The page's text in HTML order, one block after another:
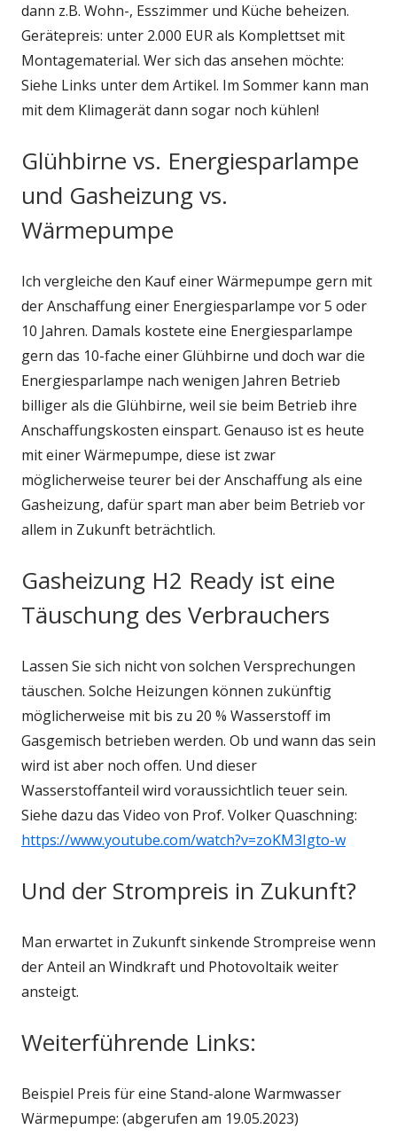
dann z.B. Wohn-, Esszimmer und Küche beheizen.
Gerätepreis: unter 2.000 EUR als Komplettset mit
Montagematerial. Wer sich das ansehen möchte:
Siehe Links unter dem Artikel. Im Sommer kann man
mit dem Klimagerät dann sogar noch kühlen!
Glühbirne vs. Energiesparlampe
und Gasheizung vs.
Wärmepumpe
Ich vergleiche den Kauf einer Wärmepumpe gern mit
der Anschaffung einer Energiesparlampe vor 5 oder
10 Jahren. Damals kostete eine Energiesparlampe
gern das 10-fache einer Glühbirne und doch war die
Energiesparlampe nach wenigen Jahren Betrieb
billiger als die Glühbirne, weil sie beim Betrieb ihre
Anschaffungskosten einspart. Genauso ist es heute
mit einer Wärmepumpe, diese ist zwar
möglicherweise teurer bei der Anschaffung als eine
Gasheizung, dafür spart man aber beim Betrieb vor
allem in Zukunft beträchtlich.
Gasheizung H2 Ready ist eine
Täuschung des Verbrauchers
Lassen Sie sich nicht von solchen Versprechungen
täuschen. Solche Heizungen können zukünftig
möglicherweise mit bis zu 20 % Wasserstoff im
Gasgemisch betrieben werden. Ob und wann das sein
wird ist aber noch offen. Und dieser
Wasserstoffanteil wird voraussichtlich teuer sein.
Siehe dazu das Video von Prof. Volker Quaschning:
https://www.youtube.com/watch?v=zoKM3Igto-w
Und der Strompreis in Zukunft?
Man erwartet in Zukunft sinkende Strompreise wenn
der Anteil an Windkraft und Photovoltaik weiter
ansteigt.
Weiterführende Links:
Beispiel Preis für eine Stand-alone Warmwasser
Wärmepumpe: (abgerufen am 19.05.2023)